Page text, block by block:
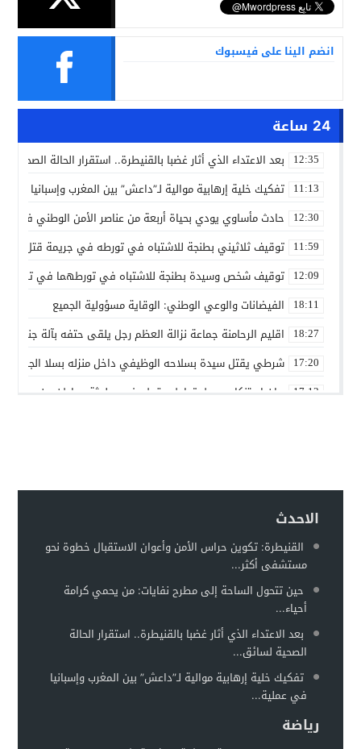
انضم الينا على فيسبوك
24 ساعة
12:35 بعد الاعتداء الذي أثار غضبا بالقنيطرة.. استقرار الحالة
11:13 تفكيك خلية إرهابية موالية لـ”داعش” بين المغرب وإسبانيا في
12:30 حادث مأساوي يودي بحياة أربعة من عناصر الأمن الوطني في
11:59 توقيف ثلاثيني بطنجة للاشتباه في تورطه في جريمة قتل
12:09 توقيف شخص وسيدة بطنجة للاشتباه في تورطهما في تزوير
18:11 الفيضانات والوعي الوطني: الوقاية مسؤولية الجميع
18:27 اقليم الرحامنة جماعة نزالة العظم رجل يلقى حتفه بآلة جني
17:20 شرطي يقتل سيدة بسلاحه الوظيفي داخل منزله بسلا الجديدة
17:13 بيان استنكاري حول تداول مقطع فيديو لجثة مواطن من
هيئة الدفاع تثير حيثية التقادم لإسقاط تهمة النصب عن محمد
سيارة مجهولة تثير استنفارًا أمنيًا بحي الفوركي تابريكت – سلا
12:31 الغموض يلف حريقا في مركز صحي
الاحدث
القنيطرة: تكوين حراس الأمن وأعوان الاستقبال خطوة نحو
مستشفى أكثر...
حين تتحول الساحة إلى مطرح نفايات: من يحمي كرامة
أحياء...
بعد الاعتداء الذي أثار غضبا بالقنيطرة.. استقرار الحالة
الصحية لسائق...
تفكيك خلية إرهابية موالية لـ”داعش” بين المغرب وإسبانيا
في عملية...
رياضة